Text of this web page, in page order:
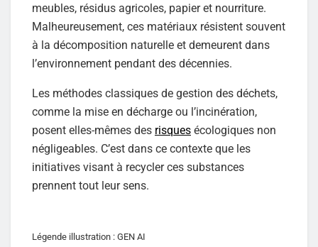
meubles, résidus agricoles, papier et nourriture.
Malheureusement, ces matériaux résistent souvent
à la décomposition naturelle et demeurent dans
l’environnement pendant des décennies.
Les méthodes classiques de gestion des déchets,
comme la mise en décharge ou l’incinération,
posent elles-mêmes des risques écologiques non
négligeables. C’est dans ce contexte que les
initiatives visant à recycler ces substances
prennent tout leur sens.
Légende illustration : GEN AI